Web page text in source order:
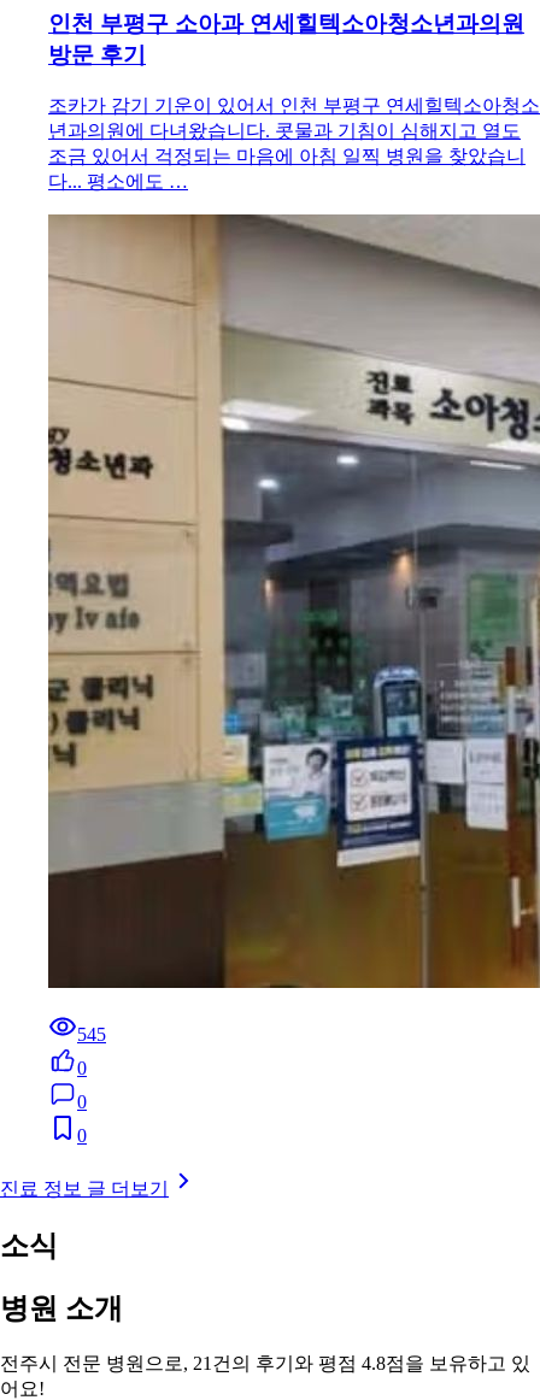
인천 부평구 소아과 연세힐텍소아청소년과의원
방문 후기
조카가 감기 기운이 있어서 인천 부평구 연세힐텍소아청소
년과의원에 다녀왔습니다. 콧물과 기침이 심해지고 열도
조금 있어서 걱정되는 마음에 아침 일찍 병원을 찾았습니
다... 평소에도 …
545
0
0
0
진료 정보 글 더보기
소식
병원 소개
전주시 전문 병원으로, 21건의 후기와 평점 4.8점을 보유하고 있
어요!